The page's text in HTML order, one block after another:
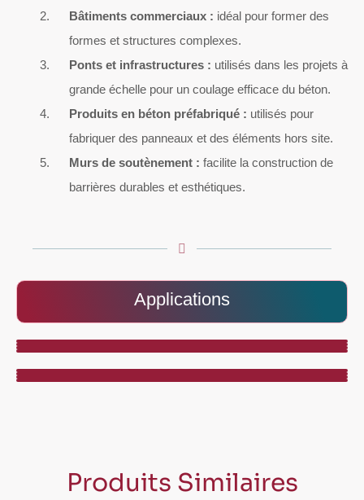
Bâtiments commerciaux : idéal pour former des
formes et structures complexes.
Ponts et infrastructures : utilisés dans les projets à
grande échelle pour un coulage efficace du béton.
Produits en béton préfabriqué : utilisés pour
fabriquer des panneaux et des éléments hors site.
Murs de soutènement : facilite la construction de
barrières durables et esthétiques.
Applications
Produits Similaires